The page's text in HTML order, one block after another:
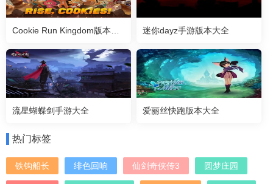
迷你dayz手游版本大全
流星蝴蝶剑手游大全 爱丽丝快跑版本大全
热门标签
铁钩船长 绯色回响 仙剑奇侠传3 圆梦庄园